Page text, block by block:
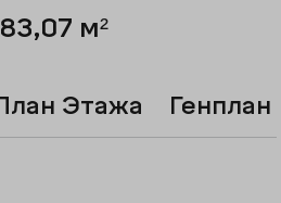
83,07 м²
План Этажа Генплан